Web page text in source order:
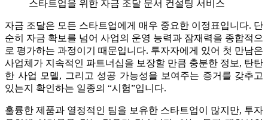
스타트업을 위한 자금 조달 문서 컨설팅 서비스
자금 조달은 모든 스타트업에게 매우 중요한 이정표입니다. 단
순히 자금 확보를 넘어 사업의 운영 능력과 잠재력을 종합적으
로 평가하는 과정이기 때문입니다. 투자자에게 있어 첫 만남은
사업체가 지속적인 파트너십을 보장할 만큼 충분한 정보, 탄탄
한 사업 모델, 그리고 성공 가능성을 보여주는 증거를 갖추고
있는지 확인하는 일종의 “시험”입니다.
훌륭한 제품과 열정적인 팀을 보유한 스타트업이 많지만, 투자